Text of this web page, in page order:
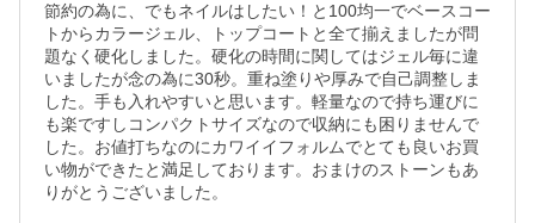
節約の為に、でもネイルはしたい！と100均一でベースコー
トからカラージェル、トップコートと全て揃えましたが問
題なく硬化しました。硬化の時間に関してはジェル毎に違
いましたが念の為に30秒。重ね塗りや厚みで自己調整しま
した。手も入れやすいと思います。軽量なので持ち運びに
も楽ですしコンパクトサイズなので収納にも困りませんで
した。お値打ちなのにカワイイフォルムでとても良いお買
い物ができたと満足しております。おまけのストーンもあ
りがとうございました。